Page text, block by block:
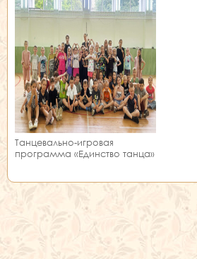
Танцевально-игровая
программа «Единство танца»